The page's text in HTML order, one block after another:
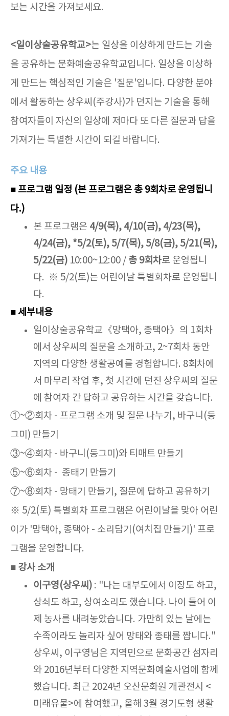
보는 시간을 가져보세요.
<일이상술공유학교>는 일상을 이상하게 만드는 기술
을 공유하는 문화예술공유학교입니다. 일상을 이상하
게 만드는 핵심적인 기술은 '질문'입니다. 다양한 분야
에서 활동하는 상우씨(주강사)가 던지는 기술을 통해
참여자들이 자신의 일상에 저마다 또 다른 질문과 답을
가져가는 특별한 시간이 되길 바랍니다.
주요 내용
■ 프로그램 일정 (본 프로그램은 총 9회차로 운영됩니
다.)
본 프로그램은 4/9(목), 4/10(금), 4/23(목),
4/24(금), *5/2(토), 5/7(목), 5/8(금), 5/21(목),
5/22(금) 10:00~12:00 / 총 9회차로 운영됩니
다. ※ 5/2(토)는 어린이날 특별회차로 운영됩니
다.
■ 세부내용
일이상술공유학교《망택아, 종택아》의 1회차
에서 상우씨의 질문을 소개하고, 2~7회차 동안
지역의 다양한 생활공예를 경험합니다. 8회차에
서 마무리 작업 후, 첫 시간에 던진 상우씨의 질문
에 참여자 간 답하고 공유하는 시간을 갖습니다.
①~②회차 - 프로그램 소개 및 질문 나누기, 바구니(둥
그미) 만들기
③~④회차 - 바구니(둥그미)와 티매트 만들기
⑤~⑥회차 - 종태기 만들기
⑦~⑧회차 - 망태기 만들기, 질문에 답하고 공유하기
※ 5/2(토) 특별회차 프로그램은 어린이날을 맞아 어린
이가 '망택아, 종택아 - 소리담기(여치집 만들기)' 프로
그램을 운영합니다.
■ 강사 소개
이구영(상우씨) : "나는 대부도에서 이장도 하고,
상쇠도 하고, 상여소리도 했습니다. 나이 들어 이
제 농사를 내려놓았습니다. 가만히 있는 날에는
수족이라도 놀리자 싶어 망태와 종태를 짭니다."
상우씨, 이구영님은 지역민으로 문화공간 섬자리
와 2016년부터 다양한 지역문화예술사업에 함께
했습니다. 최근 2024년 오산문화원 개관전시 <
미래유물>에 참여했고, 올해 3월 경기도형 생활